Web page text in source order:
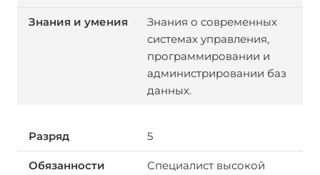
Знания о современных
системах управления,
программировании и
администрировании баз
данных.
5
Специалист высокой